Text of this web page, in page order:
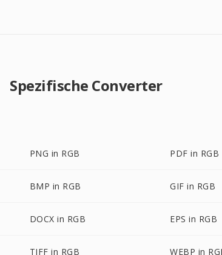
Spezifische Converter
PNG in RGB PDF in RGB
BMP in RGB GIF in RGB
DOCX in RGB EPS in RGB
TIFF in RGB WEBP in